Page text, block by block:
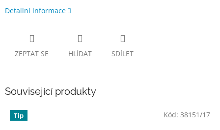
Detailní informace
ZEPTAT SE HLÍDAT SDÍLET
Související produkty
Tip Kód: 38151/17